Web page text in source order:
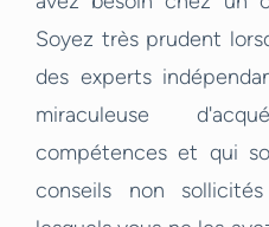
Soyez très prudent
des experts
miraculeuse
compétences et qui
conseils non